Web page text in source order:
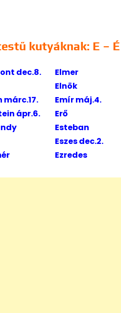
kutyáknak: E – É
dec.8.
Elmer
Elnök
márc.17.
Emír máj.4.
ápr.6.
Erő
Esteban
Eszes dec.2.
Ezredes